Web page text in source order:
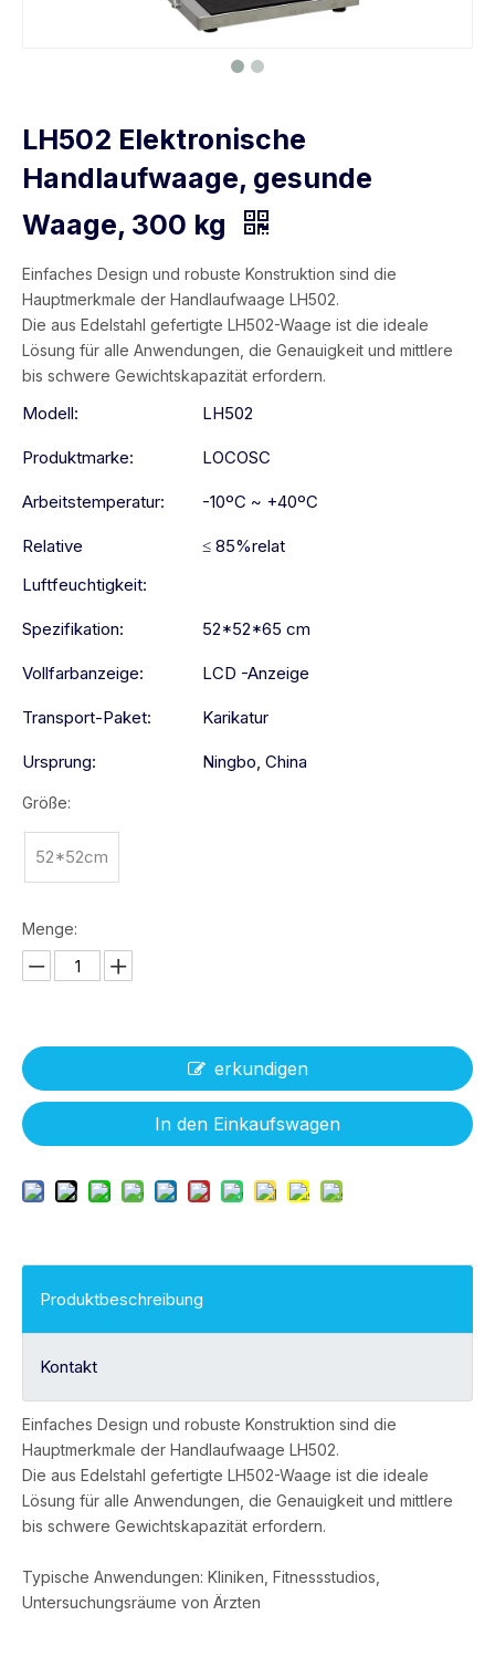
LH502 Elektronische
Handlaufwaage, gesunde
Waage, 300 kg
Einfaches Design und robuste Konstruktion sind die
Hauptmerkmale der Handlaufwaage LH502.
Die aus Edelstahl gefertigte LH502-Waage ist die ideale
Lösung für alle Anwendungen, die Genauigkeit und mittlere
bis schwere Gewichtskapazität erfordern.
Modell: LH502
Produktmarke: LOCOSC
Arbeitstemperatur: -10ºC ~ +40ºC
Relative
Luftfeuchtigkeit:
≤ 85%relat
Spezifikation: 52*52*65 cm
Vollfarbanzeige: LCD -Anzeige
Transport-Paket: Karikatur
Ursprung: Ningbo, China
Größe:
52*52cm
Menge:
erkundigen
In den Einkaufswagen
Produktbeschreibung
Kontakt
Einfaches Design und robuste Konstruktion sind die
Hauptmerkmale der Handlaufwaage LH502.
Die aus Edelstahl gefertigte LH502-Waage ist die ideale
Lösung für alle Anwendungen, die Genauigkeit und mittlere
bis schwere Gewichtskapazität erfordern.
Typische Anwendungen: Kliniken, Fitnessstudios,
Untersuchungsräume von Ärzten